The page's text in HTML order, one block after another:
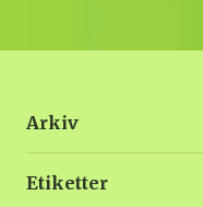
Arkiv
Etiketter